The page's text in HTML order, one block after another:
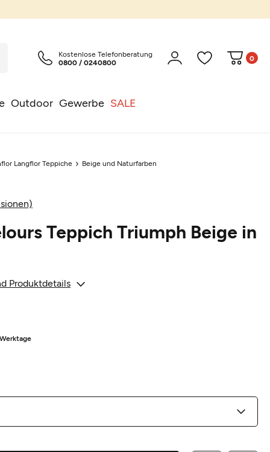
Outdoor Gewerbe SALE
Kostenlose Telefonberatung
0800 / 0240800
0
Langflor Teppiche Beige und Naturfarben
Teppich Triumph Beige in
Produktdetails